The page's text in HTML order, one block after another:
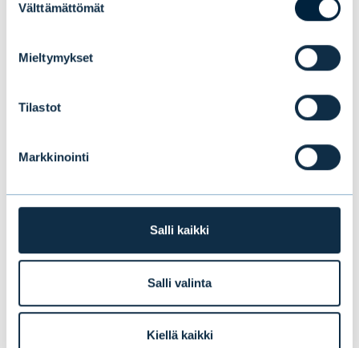
valinta
Välttämättömät
Mieltymykset
Tilastot
Markkinointi
Salli kaikki
Salli valinta
Kiellä kaikki
vuosipuoliskolla
UUTISET